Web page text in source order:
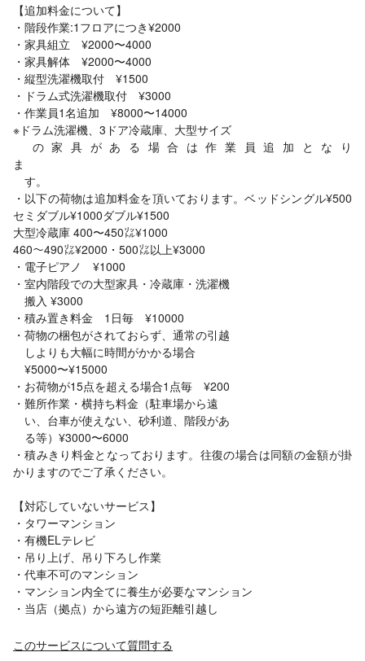
【追加料金について】
・階段作業:1フロアにつき¥2000
・家具組立 ¥2000〜4000
・家具解体 ¥2000〜4000
・縦型洗濯機取付 ¥1500
・ドラム式洗濯機取付 ¥3000
・作業員1名追加 ¥8000〜14000
※ドラム洗濯機、3ドア冷蔵庫、大型サイズ
の家具がある場合は作業員追加となり
ま
す。
・以下の荷物は追加料金を頂いております。ベッドシングル¥500
セミダブル¥1000ダブル¥1500
大型冷蔵庫 400〜450㍑¥1000
460〜490㍑¥2000・500㍑以上¥3000
・電子ピアノ ¥1000
・室内階段での大型家具・冷蔵庫・洗濯機
搬入 ¥3000
・積み置き料金 1日毎 ¥10000
・荷物の梱包がされておらず、通常の引越
しよりも大幅に時間がかかる場合
¥5000〜¥15000
・お荷物が15点を超える場合1点毎 ¥200
・難所作業・横持ち料金（駐車場から遠
い、台車が使えない、砂利道、階段があ
る等）¥3000〜6000
・積みきり料金となっております。往復の場合は同額の金額が掛
かりますのでご了承ください。
【対応していないサービス】
・タワーマンション
・有機ELテレビ
・吊り上げ、吊り下ろし作業
・代車不可のマンション
・マンション内全てに養生が必要なマンション
・当店（拠点）から遠方の短距離引越し
このサービスについて質問する